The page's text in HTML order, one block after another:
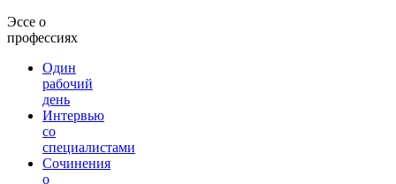
Эссе о
профессиях
Один
рабочий
день
Интервью
со
специалистами
Сочинения
о